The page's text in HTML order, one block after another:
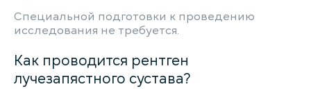
Специальной подготовки к проведению
исследования не требуется.
Как проводится рентген
лучезапястного сустава?